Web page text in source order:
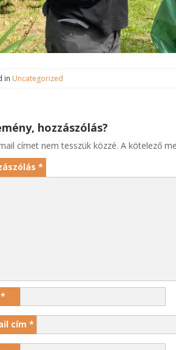
in Uncategorized
hozzászólás?
címet nem tesszük közzé. A kötelező
*
*
cím *